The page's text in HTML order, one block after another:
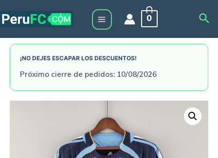
to
Main
Menu
0
¡NO DEJES ESCAPAR LOS DESCUENTOS!
Próximo cierre de pedidos: 10/08/2026